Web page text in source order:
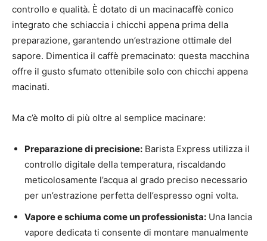
controllo e qualità. È dotato di un macinacaffè conico
integrato che schiaccia i chicchi appena prima della
preparazione, garantendo un’estrazione ottimale del
sapore. Dimentica il caffè premacinato: questa macchina
offre il gusto sfumato ottenibile solo con chicchi appena
macinati.
Ma c’è molto di più oltre al semplice macinare:
Preparazione di precisione: Barista Express utilizza il
controllo digitale della temperatura, riscaldando
meticolosamente l’acqua al grado preciso necessario
per un’estrazione perfetta dell’espresso ogni volta.
Vapore e schiuma come un professionista: Una lancia
vapore dedicata ti consente di montare manualmente